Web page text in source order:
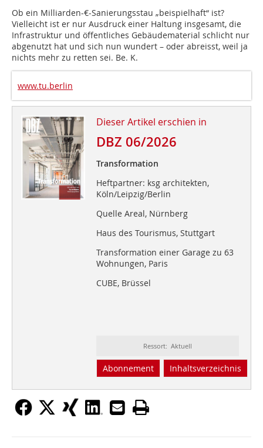
Ob ein Milliarden-€-Sanierungsstau „beispielhaft“ ist?
Vielleicht ist er nur Ausdruck einer Haltung insgesamt, die
Infrastruktur und öffentliches Gebäudematerial schlicht nur
abgenutzt hat und sich nun wundert – oder abreisst, weil ja
nichts mehr zu retten sei. Be. K.
www.tu.berlin
Dieser Artikel erschien in
DBZ 06/2026
Transformation
Heftpartner: ksg architekten,
Köln/Leipzig/Berlin
Quelle Areal, Nürnberg
Haus des Tourismus, Stuttgart
Transformation einer Garage zu 63
Wohnungen, Paris
CUBE, Brüssel
Ressort: Aktuell
Abonnement Inhaltsverzeichnis